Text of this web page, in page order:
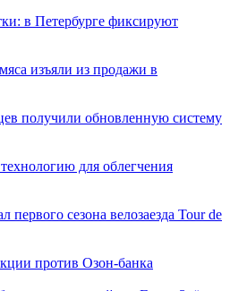
в Петербурге фиксируют
изъяли из продажи в
получили обновленную систему
для облегчения
сезона велозаезда Tour de
против Озон-банка